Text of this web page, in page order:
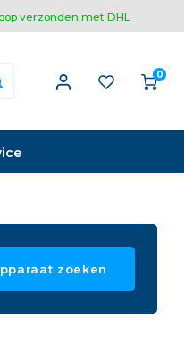
verzonden met DHL
0
zoeken